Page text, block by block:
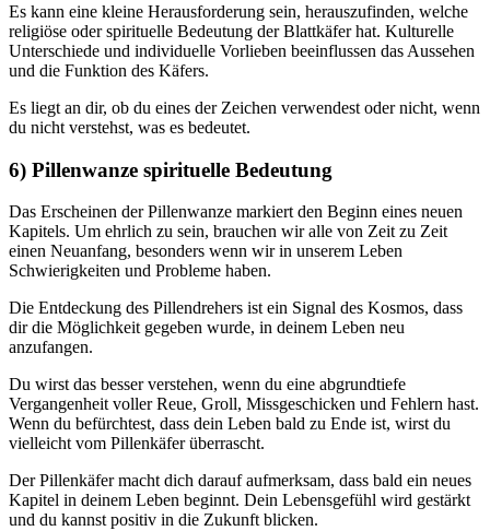
Es kann eine kleine Herausforderung sein, herauszufinden, welche
religiöse oder spirituelle Bedeutung der Blattkäfer hat. Kulturelle
Unterschiede und individuelle Vorlieben beeinflussen das Aussehen
und die Funktion des Käfers.
Es liegt an dir, ob du eines der Zeichen verwendest oder nicht, wenn
du nicht verstehst, was es bedeutet.
6) Pillenwanze spirituelle Bedeutung
Das Erscheinen der Pillenwanze markiert den Beginn eines neuen
Kapitels. Um ehrlich zu sein, brauchen wir alle von Zeit zu Zeit
einen Neuanfang, besonders wenn wir in unserem Leben
Schwierigkeiten und Probleme haben.
Die Entdeckung des Pillendrehers ist ein Signal des Kosmos, dass
dir die Möglichkeit gegeben wurde, in deinem Leben neu
anzufangen.
Du wirst das besser verstehen, wenn du eine abgrundtiefe
Vergangenheit voller Reue, Groll, Missgeschicken und Fehlern hast.
Wenn du befürchtest, dass dein Leben bald zu Ende ist, wirst du
vielleicht vom Pillenkäfer überrascht.
Der Pillenkäfer macht dich darauf aufmerksam, dass bald ein neues
Kapitel in deinem Leben beginnt. Dein Lebensgefühl wird gestärkt
und du kannst positiv in die Zukunft blicken.